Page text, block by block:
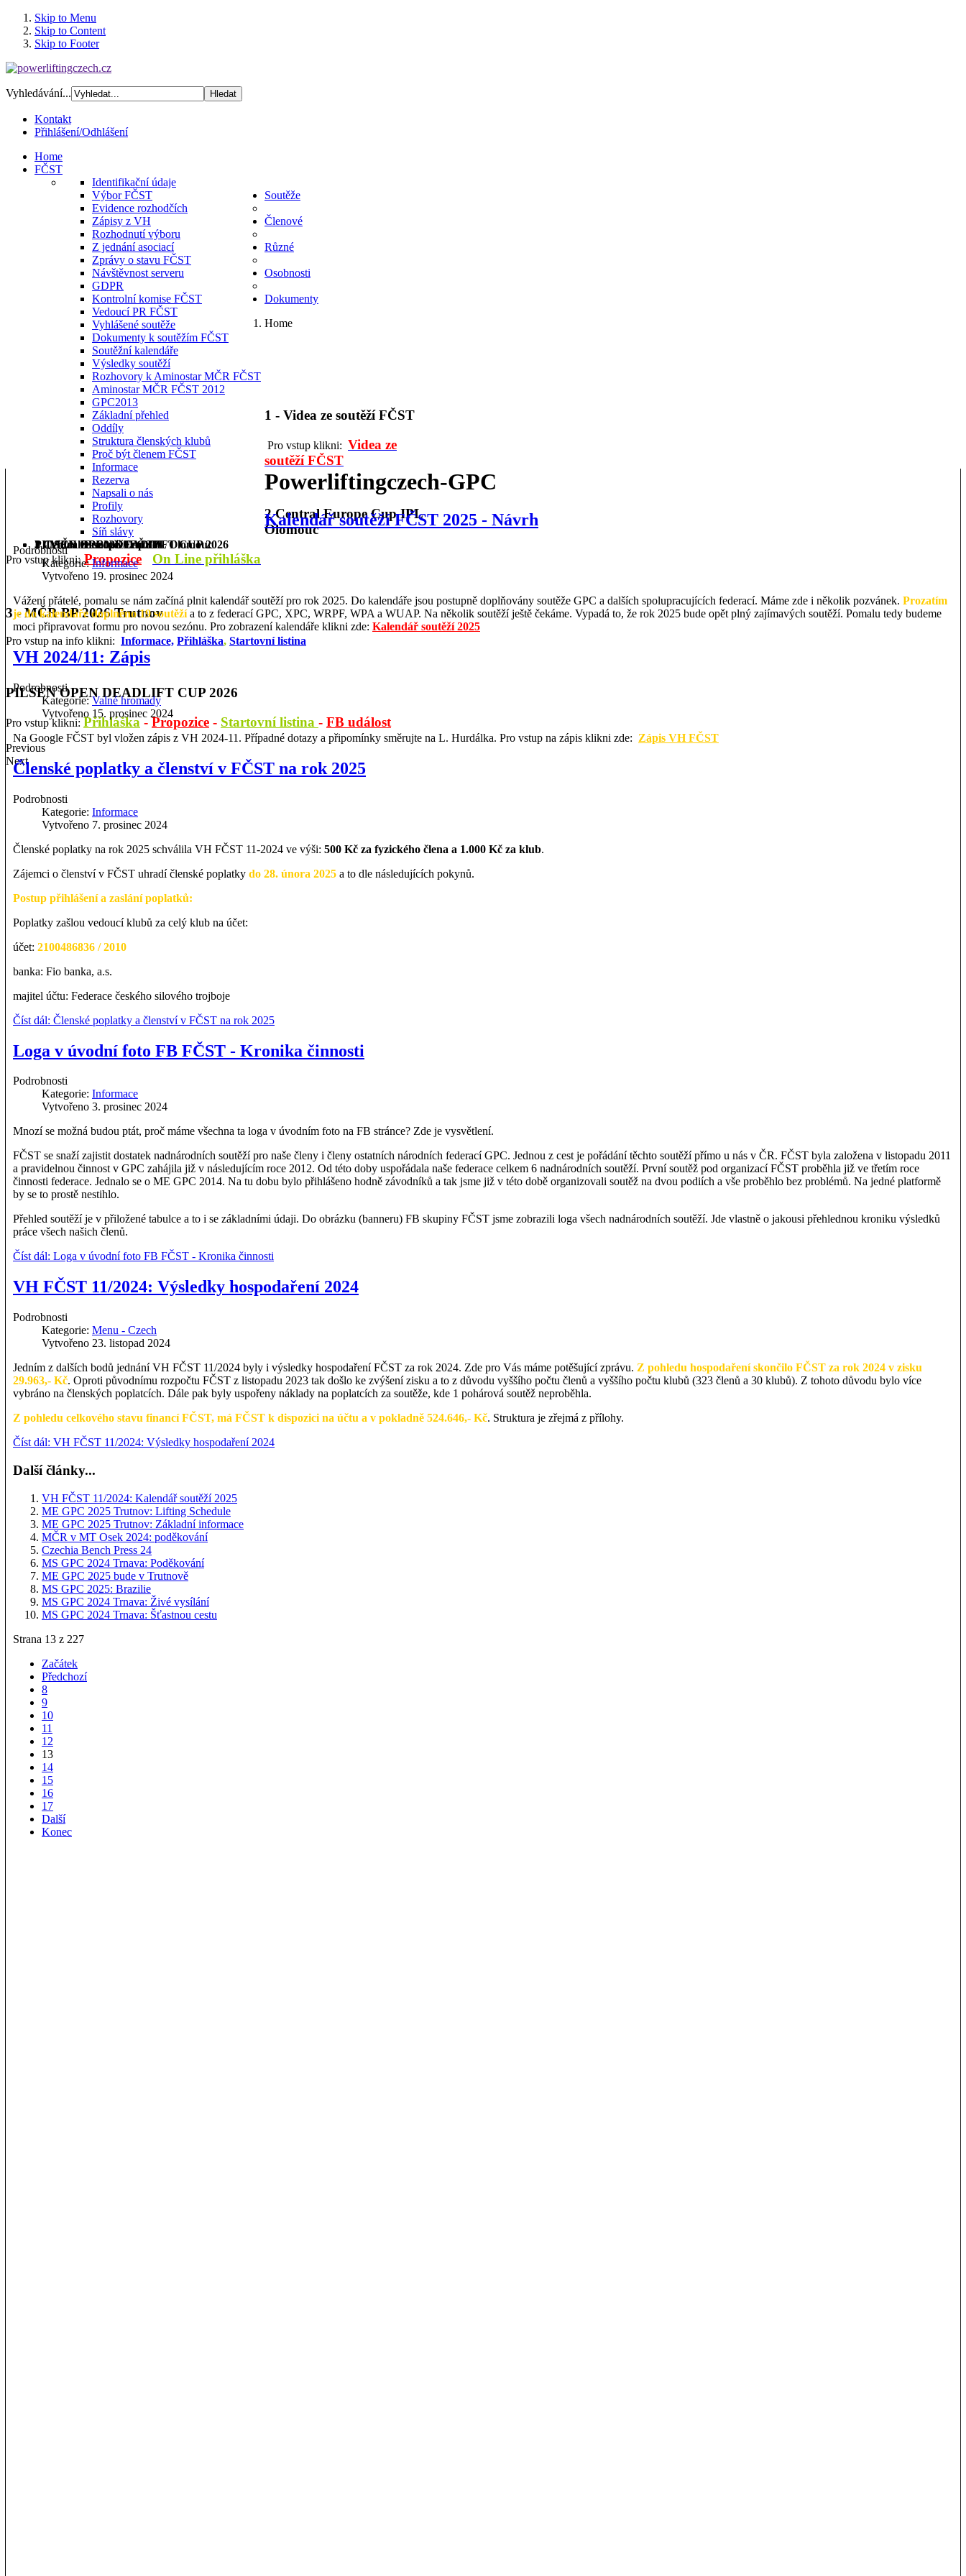
Skip to Menu
Skip to Content
Skip to Footer
Vyhledávání...
Kontakt
Přihlášení/Odhlášení
Home
FČST
Identifikační údaje
Výbor FČST
Evidence rozhodčích
Zápisy z VH
Rozhodnutí výboru
Z jednání asociací
Zprávy o stavu FČST
Návštěvnost serveru
GDPR
Kontrolní komise FČST
Vedoucí PR FČST
Soutěže
Vyhlášené soutěže
Dokumenty k soutěžím FČST
Soutěžní kalendáře
Výsledky soutěží
Rozhovory k Aminostar MČR FČST
Aminostar MČR FČST 2012
GPC2013
Členové
Základní přehled
Oddíly
Struktura členských klubů
Proč být členem FČST
Různé
Informace
Rezerva
Osobnosti
Napsali o nás
Profily
Rozhovory
Síň slávy
Dokumenty
Home
1 - Videa ze soutěží FČST
2 Central Europe Cup IPL Olomouc
3 - MČR BP 2026 Trutnov
PILSEN OPEN DEADLIFT CUP 2026
1 - Videa ze soutěží FČST
Pro vstup klikni: Videa ze
soutěží FČST
2 Central Europe Cup IPL
Olomouc
Pro vstup klikni: Propozice On Line přihláška
3 - MČR BP 2026 Trutnov
Pro vstup na info klikni: Informace, Přihláška, Startovní listina
PILSEN OPEN DEADLIFT CUP 2026
Pro vstup klikni: Přihláška-Propozice - Startovní listina - FB událost
Previous
Next
Powerliftingczech-GPC
Kalendář soutěží FČST 2025 - Návrh
Podrobnosti
Kategorie:Informace
Vytvořeno 19. prosinec 2024
Vážení přátelé, pomalu se nám začíná plnit kalendář soutěží pro rok 2025. Do kalendáře jsou postupně doplňovány soutěže GPC a dalších spolupracujících federací. Máme zde i několik pozvánek. Prozatím
je do kalendáře doplněno 19 soutěžía to z federací GPC, XPC, WRPF, WPA a WUAP. Na několik soutěží ještě čekáme. Vypadá to, že rok 2025 bude opět plný zajímavých soutěží. Pomalu tedy budeme
moci připravovat formu pro novou sezónu. Pro zobrazení kalendáře klikni zde: Kalendář soutěží 2025
VH 2024/11: Zápis
Podrobnosti
Kategorie:Valné hromady
Vytvořeno 15. prosinec 2024
Na Google FČST byl vložen zápis z VH 2024-11. Případné dotazy a připomínky směrujte na L. Hurdálka. Pro vstup na zápis klikni zde: Zápis VH FČST
Členské poplatky a členství v FČST na rok 2025
Podrobnosti
Kategorie: Informace
Vytvořeno 7. prosinec 2024
Členské poplatky na rok 2025 schválila VH FČST 11-2024 ve výši: 500 Kč za fyzického člena a 1.000 Kč za klub.
Zájemci o členství v FČST uhradí členské poplatky do 28. února 2025 a to dle následujících pokynů.
Postup přihlášení a zaslání poplatků:
Poplatky zašlou vedoucí klubů za celý klub na účet:
účet: 2100486836 / 2010
banka: Fio banka, a.s.
majitel účtu: Federace českého silového trojboje
Číst dál: Členské poplatky a členství v FČST na rok 2025
Loga v úvodní foto FB FČST - Kronika činnosti
Podrobnosti
Kategorie: Informace
Vytvořeno 3. prosinec 2024
Mnozí se možná budou ptát, proč máme všechna ta loga v úvodním foto na FB stránce? Zde je vysvětlení.
FČST se snaží zajistit dostatek nadnárodních soutěží pro naše členy i členy ostatních národních federací GPC. Jednou z cest je pořádání těchto soutěží přímo u nás v ČR. FČST byla založena v listopadu 2011
a pravidelnou činnost v GPC zahájila již v následujícím roce 2012. Od této doby uspořádala naše federace celkem 6 nadnárodních soutěží. První soutěž pod organizací FČST proběhla již ve třetím roce
činnosti federace. Jednalo se o ME GPC 2014. Na tu dobu bylo přihlášeno hodně závodníků a tak jsme již v této době organizovali soutěž na dvou podiích a vše proběhlo bez problémů. Na jedné platformě
by se to prostě nestihlo.
Přehled soutěží je v přiložené tabulce a to i se základními údaji. Do obrázku (banneru) FB skupiny FČST jsme zobrazili loga všech nadnárodních soutěží. Jde vlastně o jakousi přehlednou kroniku výsledků
práce všech našich členů.
Číst dál: Loga v úvodní foto FB FČST - Kronika činnosti
VH FČST 11/2024: Výsledky hospodaření 2024
Podrobnosti
Kategorie: Menu - Czech
Vytvořeno 23. listopad 2024
Jedním z dalších bodů jednání VH FČST 11/2024 byly i výsledky hospodaření FČST za rok 2024. Zde pro Vás máme potěšující zprávu. Z pohledu hospodaření skončilo FČST za rok 2024 v zisku
29.963,- Kč. Oproti původnímu rozpočtu FČST z listopadu 2023 tak došlo ke zvýšení zisku a to z důvodu vyššího počtu členů a vyššího počtu klubů (323 členů a 30 klubů). Z tohoto důvodu bylo více
vybráno na členských poplatcích. Dále pak byly uspořeny náklady na poplatcích za soutěže, kde 1 pohárová soutěž neproběhla.
Z pohledu celkového stavu financí FČST, má FČST k dispozici na účtu a v pokladně 524.646,- Kč. Struktura je zřejmá z přílohy.
Číst dál: VH FČST 11/2024: Výsledky hospodaření 2024
Další články...
VH FČST 11/2024: Kalendář soutěží 2025
ME GPC 2025 Trutnov: Lifting Schedule
ME GPC 2025 Trutnov: Základní informace
MČR v MT Osek 2024: poděkování
Czechia Bench Press 24
MS GPC 2024 Trnava: Poděkování
ME GPC 2025 bude v Trutnově
MS GPC 2025: Brazilie
MS GPC 2024 Trnava: Živé vysílání
MS GPC 2024 Trnava: Šťastnou cestu
Strana 13 z 227
Začátek
Předchozí
8
9
10
11
12
13
14
15
16
17
Další
Konec